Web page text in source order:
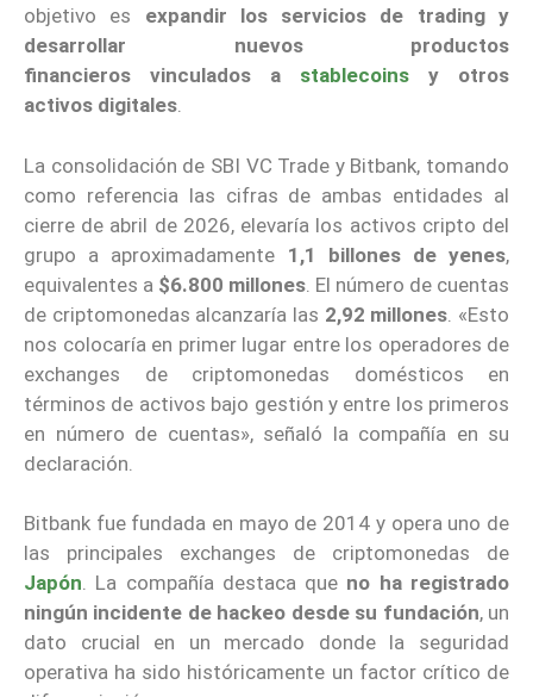
objetivo es expandir los servicios de trading y
desarrollar nuevos productos
financieros
vinculados a stablecoins y otros
activos digitales.
La consolidación de SBI VC Trade y Bitbank, tomando
como referencia las cifras de ambas entidades al
cierre de abril de 2026, elevaría los activos cripto del
grupo a aproximadamente 1,1 billones de yenes,
equivalentes a $6.800 millones . El número de cuentas
de criptomonedas alcanzaría las 2,92 millones . «Esto
nos colocaría en primer lugar entre los operadores de
exchanges de criptomonedas domésticos en
términos de activos bajo gestión y entre los primeros
en número de cuentas», señaló la compañía en su
declaración.
Bitbank fue fundada en mayo de 2014 y opera uno de
las principales exchanges de criptomonedas de
Japón. La compañía destaca que no ha registrado
ningún incidente de hackeo desde su fundación, un
dato crucial en un mercado donde la seguridad
operativa ha sido históricamente un factor crítico de